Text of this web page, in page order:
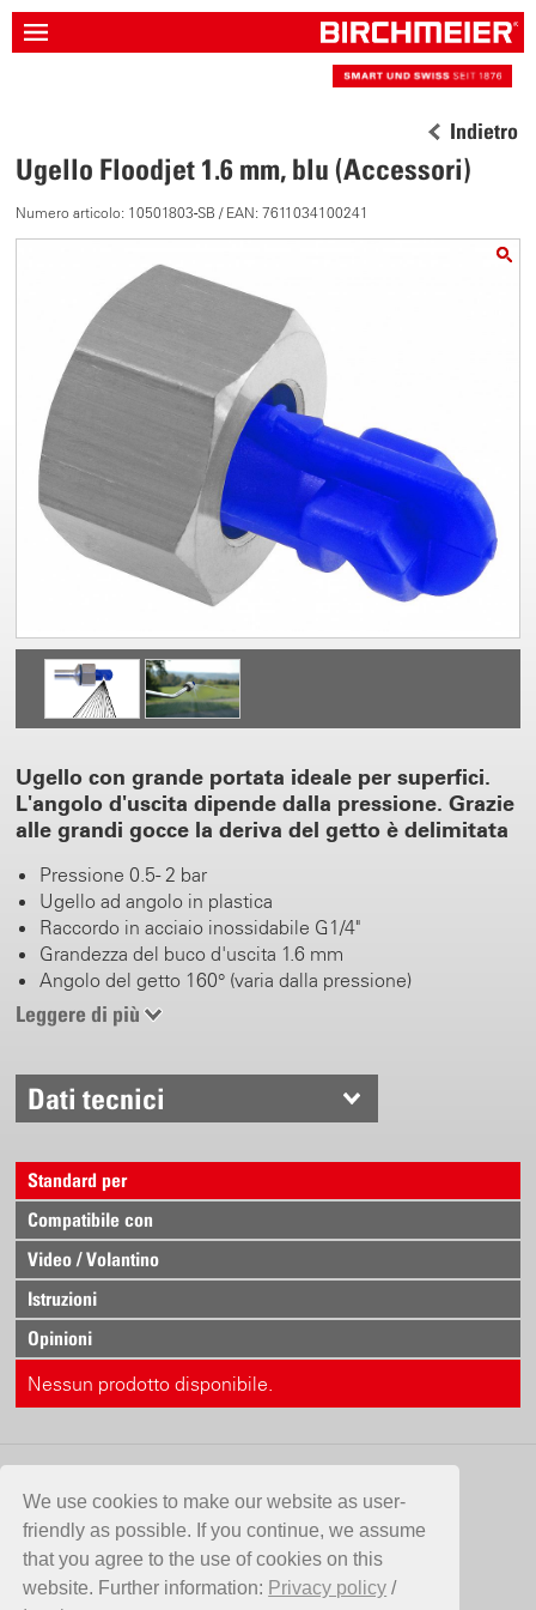
We use cookies to make our website as user-
friendly as possible. If you continue, we assume
that you agree to the use of cookies on this
website. Further information: Privacy policy /
Indietro
Ugello Floodjet 1.6 mm, blu (Accessori)
Numero articolo: 10501803-SB / EAN: 7611034100241
Ugello con grande portata ideale per superfici.
L'angolo d'uscita dipende dalla pressione. Grazie
alle grandi gocce la deriva del getto è delimitata
Pressione 0.5 - 2 bar
Ugello ad angolo in plastica
Raccordo in acciaio inossidabile G1/4"
Grandezza del buco d'uscita 1.6 mm
Angolo del getto 160° (varia dalla pressione)
Leggere di più
Dati tecnici
Standard per
Compatibile con
Video / Volantino
Istruzioni
Opinioni
Nessun prodotto disponibile.
CONTATTO
Birchmeier Sprühtechnik AG
Im Stetterfeld 1
5608 Stetten